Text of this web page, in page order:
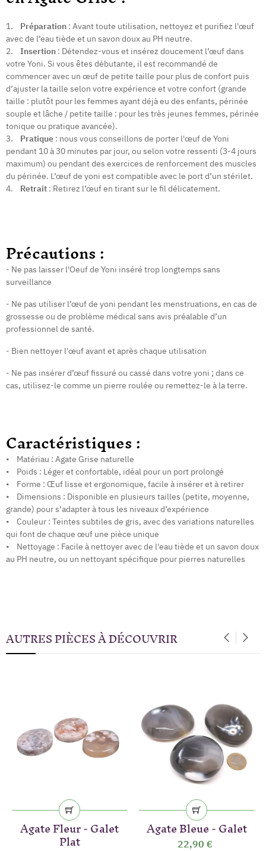
1. Préparation : Avant toute utilisation, nettoyez et purifiez l'œuf
avec de l’eau tiède et un savon doux au PH neutre.
2. Insertion : Détendez-vous et insérez doucement l’œuf dans
votre Yoni. Si vous êtes débutante, il est recommandé de
commencer avec un œuf de petite taille pour plus de confort puis
d’ajuster la taille selon votre expérience et votre confort (grande
taille : plutôt pour les femmes ayant déjà eu des enfants, périnée
souple et lâche / petite taille : pour les très jeunes femmes, périnée
tonique ou pratique avancée).
3. Pratique : nous vous conseillons de porter l'œuf de Yoni
pendant 10 à 30 minutes par jour, ou selon votre ressenti (3-4 jours
maximum) ou pendant des exercices de renforcement des muscles
du périnée. L’œuf de yoni est compatible avec le port d’un stérilet.
4.
Retrait : Retirez l’œuf en tirant sur le fil délicatement.
Précautions :
- Ne pas laisser l'Oeuf de Yoni inséré trop longtemps sans
surveillance
- Ne pas utiliser l’œuf de yoni pendant les menstruations, en cas de
grossesse ou de problème médical sans avis préalable d’un
professionnel de santé.
- Bien nettoyer l'œuf avant et après chaque utilisation
- Ne pas insérer d’œuf fissuré ou cassé dans votre yoni ; dans ce
cas, utilisez-le comme un pierre roulée ou remettez-le à la terre.
Caractéristiques :
• Matériau : Agate Grise naturelle
• Poids : Léger et confortable, idéal pour un port prolongé
• Forme : Œuf lisse et ergonomique, facile à insérer et à retirer
• Dimensions : Disponible en plusieurs tailles (petite, moyenne,
grande) pour s’adapter à tous les niveaux d’expérience
• Couleur : Teintes subtiles de gris, avec des variations naturelles
qui font de chaque œuf une pièce unique
• Nettoyage : Facile à nettoyer avec de l'eau tiède et un savon doux
au PH neutre, ou un nettoyant spécifique pour pierres naturelles
AUTRES PIÈCES À DÉCOUVRIR
Agate Fleur - Galet
Plat
Agate Bleue - Galet
22,90 €